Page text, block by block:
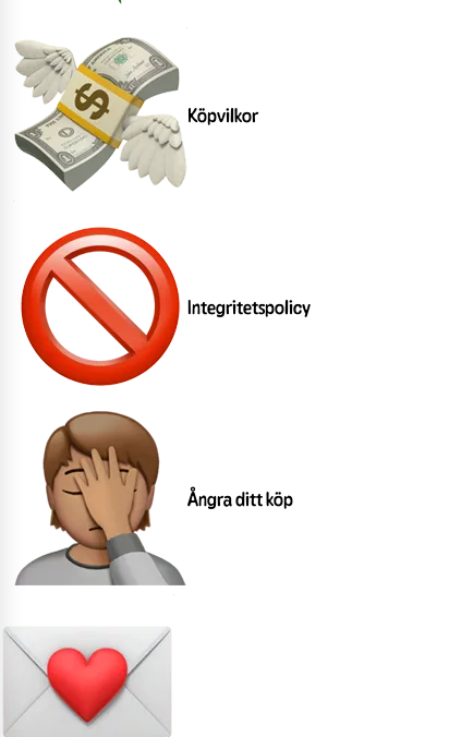
Köpvilkor
Integritetspolicy
Ångra ditt köp